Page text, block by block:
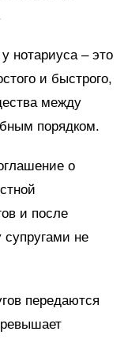
нотариуса – это
и быстрого,
между
порядком.
о
и после
не
передаются